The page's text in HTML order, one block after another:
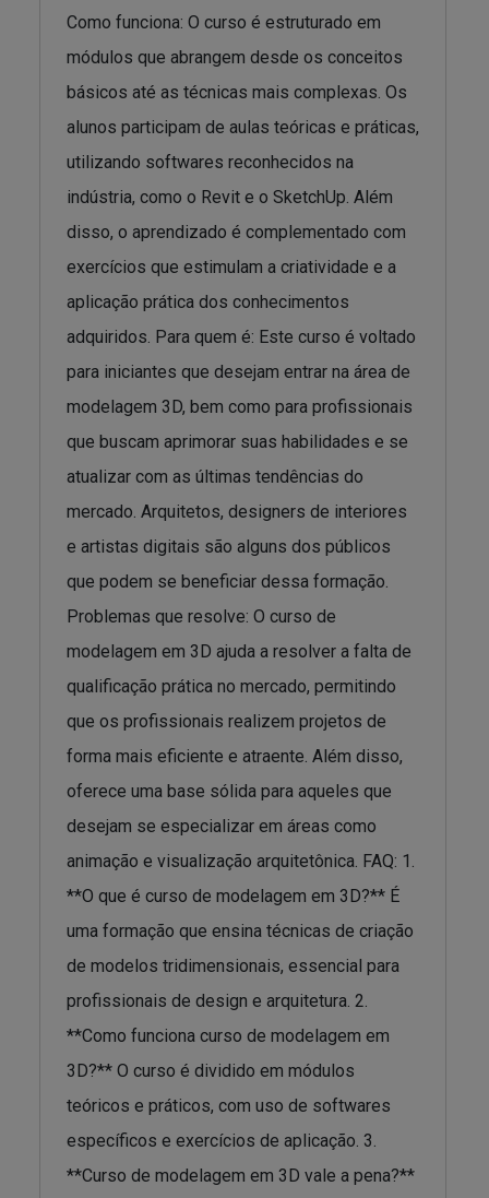
Como funciona: O curso é estruturado em
módulos que abrangem desde os conceitos
básicos até as técnicas mais complexas. Os
alunos participam de aulas teóricas e práticas,
utilizando softwares reconhecidos na
indústria, como o Revit e o SketchUp. Além
disso, o aprendizado é complementado com
exercícios que estimulam a criatividade e a
aplicação prática dos conhecimentos
adquiridos. Para quem é: Este curso é voltado
para iniciantes que desejam entrar na área de
modelagem 3D, bem como para profissionais
que buscam aprimorar suas habilidades e se
atualizar com as últimas tendências do
mercado. Arquitetos, designers de interiores
e artistas digitais são alguns dos públicos
que podem se beneficiar dessa formação.
Problemas que resolve: O curso de
modelagem em 3D ajuda a resolver a falta de
qualificação prática no mercado, permitindo
que os profissionais realizem projetos de
forma mais eficiente e atraente. Além disso,
oferece uma base sólida para aqueles que
desejam se especializar em áreas como
animação e visualização arquitetônica. FAQ: 1.
**O que é curso de modelagem em 3D?** É
uma formação que ensina técnicas de criação
de modelos tridimensionais, essencial para
profissionais de design e arquitetura. 2.
**Como funciona curso de modelagem em
3D?** O curso é dividido em módulos
teóricos e práticos, com uso de softwares
específicos e exercícios de aplicação. 3.
**Curso de modelagem em 3D vale a pena?**